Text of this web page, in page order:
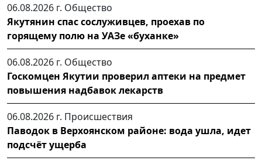
06.08.2026 г. Общество
Якутянин спас сослуживцев, проехав по
горящему полю на УАЗе «буханке»
06.08.2026 г. Общество
Госкомцен Якутии проверил аптеки на предмет
повышения надбавок лекарств
06.08.2026 г. Происшествия
Паводок в Верхоянском районе: вода ушла, идет
подсчёт ущерба